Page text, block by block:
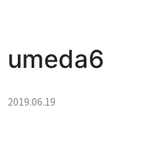
umeda6
2019.06.19